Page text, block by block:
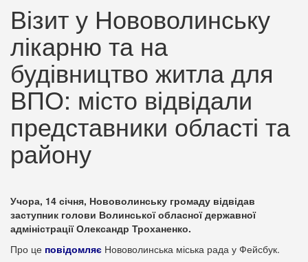
Візит у Нововолинську
лікарню та на
будівництво житла для
ВПО: місто відвідали
представники області та
району
Учора, 14 січня, Нововолинську громаду відвідав
заступник голови Волинської обласної державної
адміністрації Олександр Троханенко.
Про це повідомляє Нововолинська міська рада у Фейсбук.